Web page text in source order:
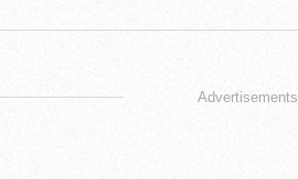
Advertisements